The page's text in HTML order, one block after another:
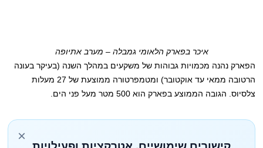
איכר בפארק הלאומי גמבלה – מערב אתיופה
הפארק נהנה מכמויות גבוהות של משקעים במהלך השנה (בעיקר בעונה
הרטובה ממאי עד אוקטובר) ומטמפרטורה ממוצעת של 27 מעלות
צלסיוס. הגובה הממוצע בפארק הוא 500 מטר מעל פני הים.
×